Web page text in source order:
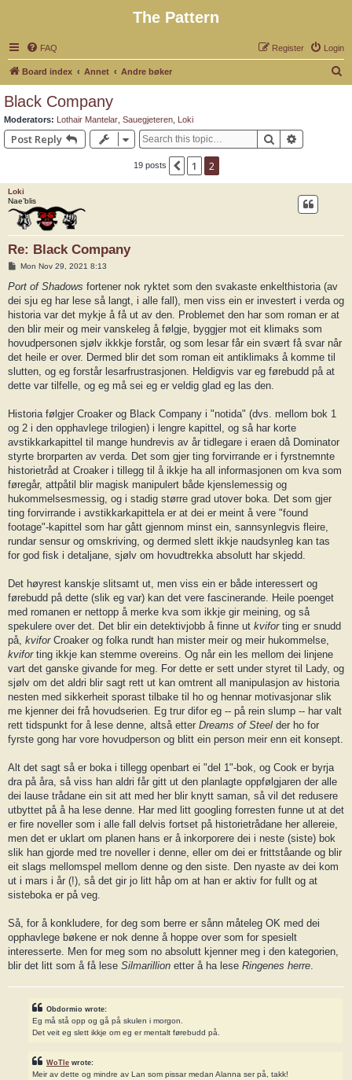
The Pattern
FAQ Login
Register
Board index Annet Andre bøker
Black Company
Moderators: Lothair Mantelar Sauegjeteren Loki
Post Reply Search
19 posts Previous
1 2
Loki
Nae’blis
Re: Black Company
P
s
Mon Nov 29, 2021 8:13
Port of Shadows fortener nok ryktet som den svakaste enkelthistoria (av
dei sju eg har lese så langt, i alle fall), men viss ein er investert i verda og
historia var det mykje å få ut av den. Problemet den har som roman er at
den blir meir og meir vanskeleg å følgje, byggjer mot eit klimaks som
hovudpersonen sjølv ikkkje forstår, og som lesar får ein svært få svar når
det heile er over. Dermed blir det som roman eit antiklimaks å komme til
slutten, og eg forstår lesarfrustrasjonen. Heldigvis var eg førebudd på at
dette var tilfelle, og eg må sei eg er veldig glad eg las den.
Historia følgjer Croaker og Black Company i "notida" (dvs. mellom bok 1
og 2 i den opphavlege trilogien) i lengre kapittel, og så har korte
avstikkarkapittel til mange hundrevis av år tidlegare i eraen då Dominator
styrte brorparten av verda. Det som gjer ting forvirrande er i fyrstnemnte
historietråd at Croaker i tillegg til å ikkje ha all informasjonen om kva som
føregår, attpåtil blir magisk manipulert både kjenslemessig og
hukommelsesmessig, og i stadig større grad utover boka. Det som gjer
ting forvirrande i avstikkarkapittela er at dei er meint å vere "found
footage"-kapittel som har gått gjennom minst ein, sannsynlegvis fleire,
rundar sensur og omskriving, og dermed slett ikkje naudsynleg kan tas
for god fisk i detaljane, sjølv om hovudtrekka absolutt har skjedd.
Det høyrest kanskje slitsamt ut, men viss ein er både interessert og
førebudd på dette (slik eg var) kan det vere fascinerande. Heile poenget
med romanen er nettopp å merke kva som ikkje gir meining, og så
spekulere over det. Det blir ein detektivjobb å finne ut kviforting er snudd
på, kviforCroaker og folka rundt han mister meir og meir hukommelse,
kviforting ikkje kan stemme overeins. Og når ein les mellom dei linjene
vart det ganske givande for meg. For dette er sett under styret til Lady, og
sjølv om det aldri blir sagt rett ut kan omtrent all manipulasjon av historia
nesten med sikkerheit sporast tilbake til ho og hennar motivasjonar slik
me kjenner dei frå hovudserien. Eg trur difor eg -- på rein slump -- har valt
rett tidspunkt for å lese denne, altså etter Dreams of Steel der ho for
fyrste gong har vore hovudperson og blitt ein person meir enn eit konsept.
Alt det sagt så er boka i tillegg openbart ei "del 1"-bok, og Cook er byrja
dra på åra, så viss han aldri får gitt ut den planlagte oppfølgjaren der alle
dei lause trådane ein sit att med her blir knytt saman, så vil det redusere
utbyttet på å ha lese denne. Har med litt googling forresten funne ut at det
er fire noveller som i alle fall delvis fortset på historietrådane her allereie,
men det er uklart om planen hans er å inkorporere dei i neste (siste) bok
slik han gjorde med tre noveller i denne, eller om dei er frittståande og blir
eit slags mellomspel mellom denne og den siste. Den nyaste av dei kom
ut i mars i år (!), så det gir jo litt håp om at han er aktiv for fullt og at
sisteboka er på veg.
Så, for å konkludere, for deg som berre er sånn måteleg OK med dei
opphavlege bøkene er nok denne å hoppe over som for spesielt
interesserte. Men for meg som no absolutt kjenner meg i den kategorien,
blir det litt som å få lese Silmarillion etter å ha lese Ringenes herre
Obdormio wrote:
Eg må stå opp og gå på skulen i morgon.
Det veit eg slett ikkje om eg er mentalt førebudd på.
WoTle wrote:
Meir av dette og mindre av Lan som pissar medan Alanna ser på, takk!